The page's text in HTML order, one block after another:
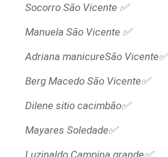
Socorro São Vicente ✅
Manuela São Vicente ✅
Adriana manicureSão Vicente✅
Berg Macedo São Vicente✅
Dilene sitio cacimbão✅
Mayares Soledade✅
Luzinaldo Campina grande✅